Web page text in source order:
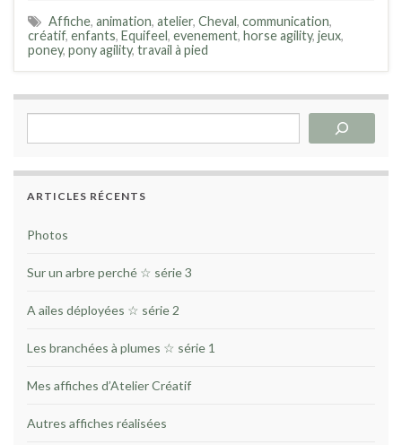
Affiche, animation, atelier, Cheval, communication,
créatif, enfants, Equifeel, evenement, horse agility, jeux,
poney, pony agility, travail à pied
ARTICLES RÉCENTS
Photos
Sur un arbre perché ☆ série 3
A ailes déployées ☆ série 2
Les branchées à plumes ☆ série 1
Mes affiches d’Atelier Créatif
Autres affiches réalisées